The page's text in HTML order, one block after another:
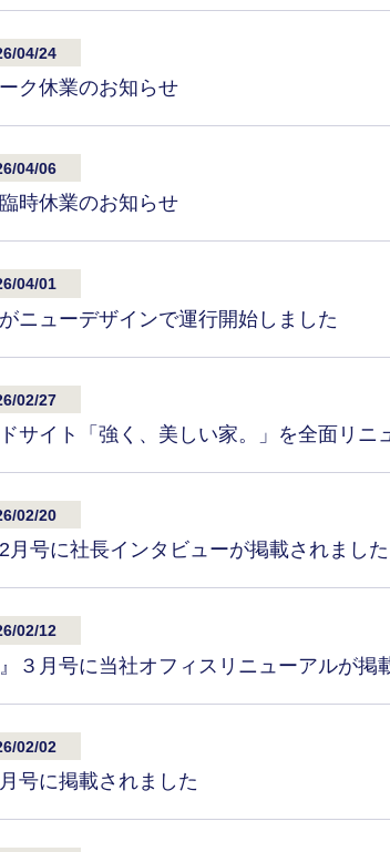
04/24
ク休業のお知らせ
04/06
時休業のお知らせ
04/01
ニューデザインで運行開始しました
02/27
サイト「強く、美しい家。」を全面リニ
02/20
月号に社長インタビューが掲載されました
02/12
３月号に当社オフィスリニューアルが掲
02/02
号に掲載されました